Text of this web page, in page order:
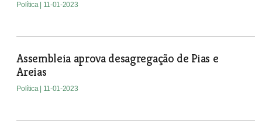
Política | 11-01-2023
Assembleia aprova desagregação de Pias e
Areias
Política | 11-01-2023